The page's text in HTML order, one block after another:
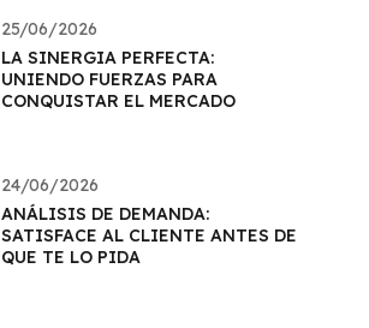
25/06/2026
LA SINERGIA PERFECTA:
UNIENDO FUERZAS PARA
CONQUISTAR EL MERCADO
24/06/2026
ANÁLISIS DE DEMANDA:
SATISFACE AL CLIENTE ANTES DE
QUE TE LO PIDA